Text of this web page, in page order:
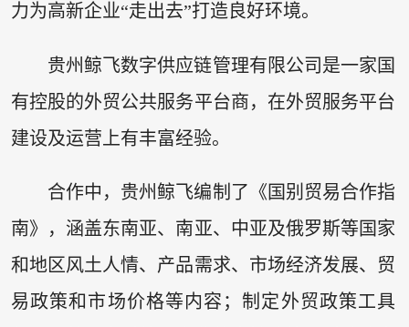
力为高新企业“走出去”打造良好环境。
贵州鲸飞数字供应链管理有限公司是一家国
有控股的外贸公共服务平台商，在外贸服务平台
建设及运营上有丰富经验。
合作中，贵州鲸飞编制了《国别贸易合作指
南》，涵盖东南亚、南亚、中亚及俄罗斯等国家
和地区风土人情、产品需求、市场经济发展、贸
易政策和市场价格等内容；制定外贸政策工具